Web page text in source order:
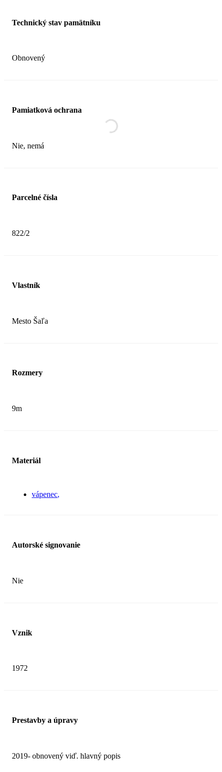
Technický stav pamätníku
Obnovený
Pamiatková ochrana
Nie, nemá
Parcelné čísla
822/2
Vlastník
Mesto Šaľa
Rozmery
9m
Materiál
vápenec
Autorské signovanie
Nie
Vznik
1972
Prestavby a úpravy
2019- obnovený viď. hlavný popis